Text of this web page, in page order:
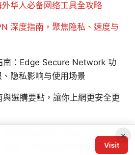
华人必备网络工具全攻略
深度指南，聚焦隐私、速度与
南：Edge Secure Network 功
隐私影响与使用场景
選購要點，讓你上網更安全更
Working With Virgin Media
Troubleshooting Tips
×
Visit